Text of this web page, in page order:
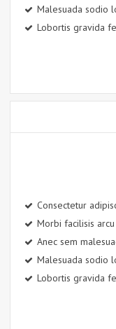
Malesuada sodio
Lobortis gravida
Consectetur
Morbi facilisis
Anec sem
Malesuada sodio
Lobortis gravida